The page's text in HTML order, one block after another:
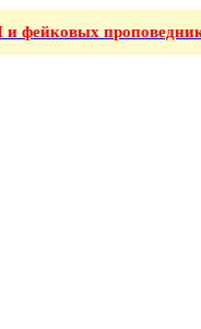
фейковых